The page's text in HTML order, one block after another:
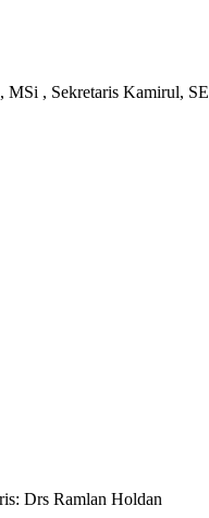
, Sekretaris Kamirul, SE
Drs Ramlan Holdan